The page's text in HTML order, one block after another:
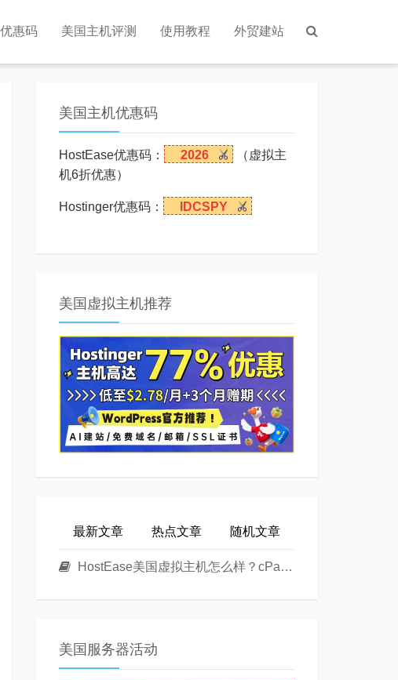
优惠码 美国主机评测 使用教程 外贸建站
美国主机优惠码
HostEase优惠码： 2026
（虚拟主
机6折优惠）
Hostinger优惠码： IDCSPY
美国虚拟主机推荐
最新文章 热点文章 随机文章
HostEase美国虚拟主机怎么样？cPanel面板美国Linux主机方案介绍
美国服务器活动